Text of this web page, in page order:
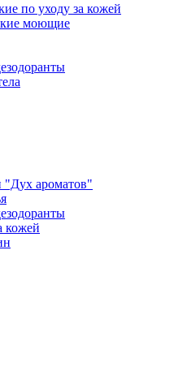
по уходу за кожей
моющие
"Дух ароматов"
кожей